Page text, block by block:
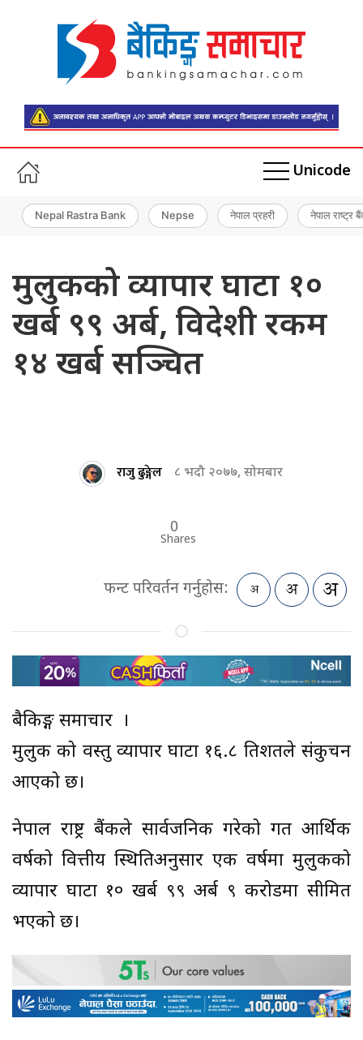
Unicode
Nepal Rastra Bank Nepse नेपाल प्रहरी नेपाल राष्ट्र
मुलुकको व्यापार घाटा १०
खर्ब ९९ अर्ब, विदेशी रकम
१४ खर्ब सञ्चित
राजु ढुङ्गेल ८ भदौ २०७७, सोमबार
0
Shares
फन्ट परिवर्तन गर्नुहोस:
बैकिङ्ग समाचार ।
मुलुक को वस्तु व्यापार घाटा १६.८ प्रतिशतले संकुचन
आएको छ।
नेपाल राष्ट्र बैंकले सार्वजनिक गरेको गत आर्थिक
वर्षको वित्तीय स्थितिअनुसार एक वर्षमा मुलुकको
व्यापार घाटा १० खर्ब ९९ अर्ब ९ करोडमा सीमित
भएको छ।